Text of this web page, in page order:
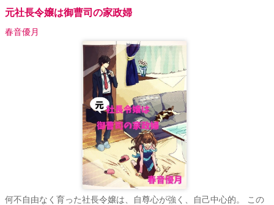
元社長令嬢は御曹司の家政婦
春音優月
何不自由なく育った社長令嬢は、自尊心が強く、自己中心的。 この